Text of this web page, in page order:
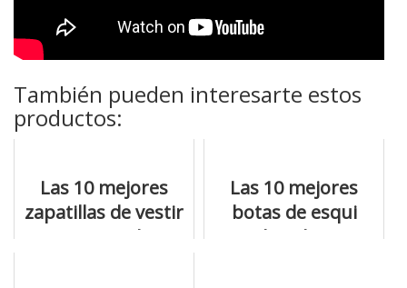
También pueden interesarte estos
productos:
Las 10 mejores
zapatillas de vestir
si tienes que hacer
Las 10 mejores
botas de esqui
para hombre que